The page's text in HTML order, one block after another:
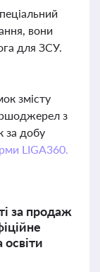
вони
для ЗСУ.
змісту
з
за добу
LIGA360.
за продаж
освіти